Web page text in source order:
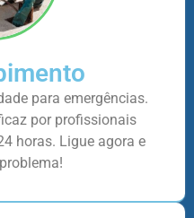
para emergências.
por profissionais
horas. Ligue agora e